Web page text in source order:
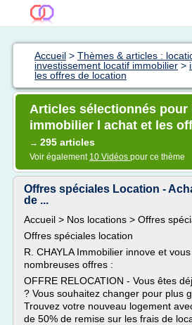
Accueil > Thèmes & articles :
investissement locatif immobilier >
les offres de location
Articles sélectionnés pour
immobilier l achat et les
→ 295 articles
Voir également 10 Vidéos pour ce thème
Offres spéciales Location -
de ...
Accueil > Nos locations > Offres
Offres spéciales location
R. CHAYLA Immobilier innove et
nombreuses offres :
OFFRE RELOCATION - Vous êtes
? Vous souhaitez changer pour plus
Trouvez votre nouveau logement
de 50% de remise sur les frais de